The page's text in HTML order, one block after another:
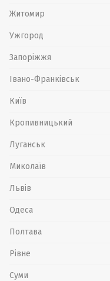
Житомир
Ужгород
Запоріжжя
Івано-Франківськ
Київ
Кропивницький
Луганськ
Миколаїв
Львів
Одеса
Полтава
Рівне
Суми